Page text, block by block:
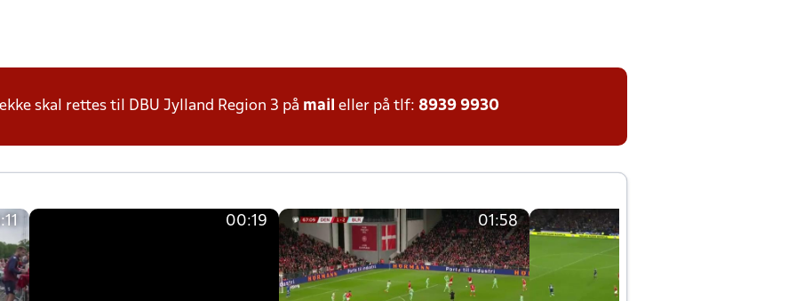
skal rettes til DBU Jylland Region 3 på mail eller på tlf: 8939 9930
00:19 01:58